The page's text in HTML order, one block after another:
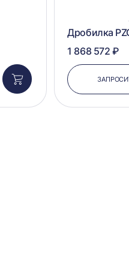
Добавить
в
корзину
Дробилка
1 868 572 ₽